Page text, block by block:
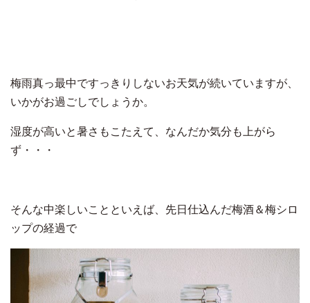
梅雨真っ最中ですっきりしないお天気が続いていますが、
いかがお過ごしでしょうか。
湿度が高いと暑さもこたえて、なんだか気分も上がら
ず・・・
そんな中楽しいことといえば、先日仕込んだ梅酒＆梅シロ
ップの経過で